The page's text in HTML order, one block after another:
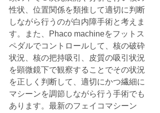
性状、位置関係を類推して適切に判断
しながら行うのが白内障手術と考えま
す。また、Phaco machineをフットス
ペダルでコントロールして、核の破砕
状況、核の把持吸引、皮質の吸引状況
を顕微鏡下で観察することでその状況
を正しく判断して、適切にかつ繊細に
マシーンを調節しながら行う手術でも
あります。最新のフェイコマシーン